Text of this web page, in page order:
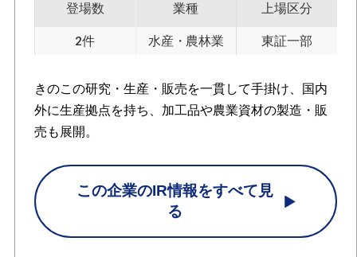
登場数
2件
業種
水産・農林業
上場区分
東証一部
きのこの研究・生産・販売を一貫して手掛け、国内
外に生産拠点を持ち、加工品や農業資材の製造・販
売も展開。
この企業のIR情報をすべて見
る